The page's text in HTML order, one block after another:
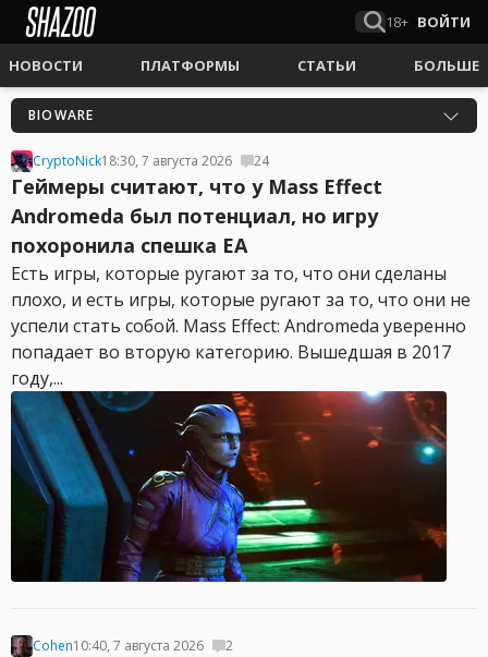
18+ ВОЙТИ
НОВОСТИ ПЛАТФОРМЫ СТАТЬИ БОЛЬШЕ
BIOWARE
CryptoNick18:30, 7 августа 2026 24
Геймеры считают, что у Mass Effect
Andromeda был потенциал, но игру
похоронила спешка EA
Есть игры, которые ругают за то, что они сделаны
плохо, и есть игры, которые ругают за то, что они не
успели стать собой. Mass Effect: Andromeda уверенно
попадает во вторую категорию. Вышедшая в 2017
году,...
Cohen10:40, 7 августа 2026 2